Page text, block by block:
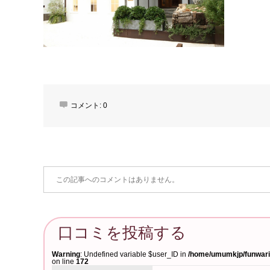
コメント: 0
この記事へのコメントはありません。
口コミを投稿する
Warning : Undefined variable $user_ID in /home/umumkjp/
on line 172